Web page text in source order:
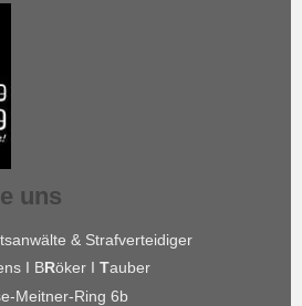
uns
& Strafverteidiger
I BRöker I Tauber
Meitner-Ring 6b